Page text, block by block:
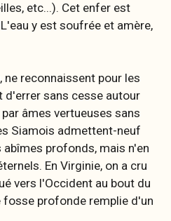
etc...). Cet enfer est
y est soufrée et amère,
reconnaissent pour les
d'errer sans cesse autour
âmes vertueuses sans
Siamois admettent-neuf
profonds, mais n'en
En Virginie, on a cru
vers l'Occident au bout du
profonde remplie d'un